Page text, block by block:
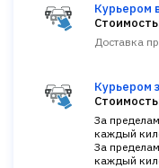
Курьером
Доставка
Курьером
За
каждый
За
каждый